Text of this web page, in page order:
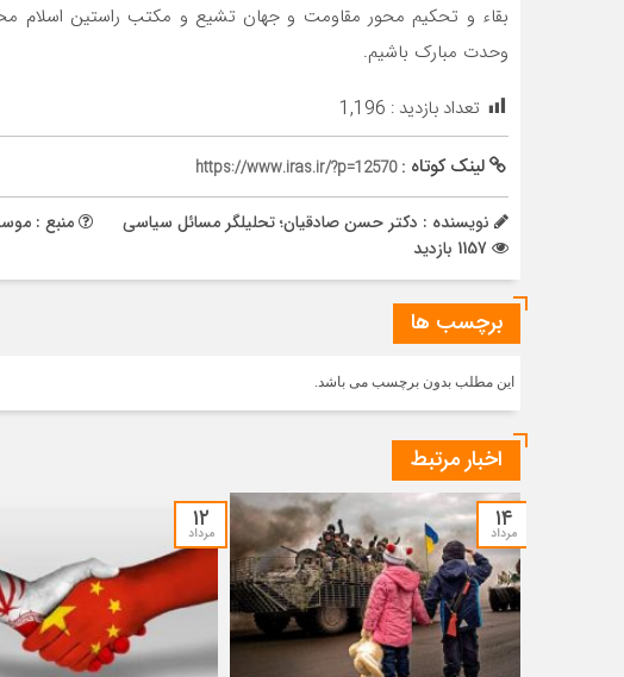
بقاء و تحکیم محور مقاومت و جهان تشیع و مکتب راستین اسلام
وحدت مبارک باشیم.
تعداد بازدید : 1,196
لینک کوتاه :https://www.iras.ir/?p=12570
نویسنده : دکتر حسن صادقیان؛ تحلیلگر مسائل سیاسی
منبع :
برچسب ها
این مطلب بدون برچسب می باشد.
اخبار مرتبط
۱۴
مرداد ۱۲
مرداد